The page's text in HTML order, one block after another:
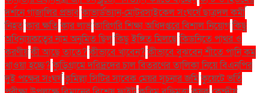
দর্শনে গাজালির প্রভাবকাভার্ডভ্যান-মোটরসাইকেল সংঘর্ষে ছাত্রদল কর্মী
নিহতকার ক্ষতিকার লাভকারিগরি শিক্ষা অধিদপ্তরে বিশাল নিয়োগকিছু
অধিনায়কত্বের নাম অনুমিত ছিলকিছু ইঙ্গিত মিলছেকিডনিতে পাথর ও
করণীয়কী আছে তাতে? কীভাবে খাবেন? কীভাবে বুঝবেন শীতে পানি কম
খাওয়া হচ্ছে? কুড়িগ্রামে দরিদ্রদের চাল বিতরণের তালিকা নিয়ে বিএনপির
দুই পক্ষের সংঘর্ষকুমিল্লা সিটির সাবেক মেয়র সূচনার জমিকুয়েটে ভর্তি